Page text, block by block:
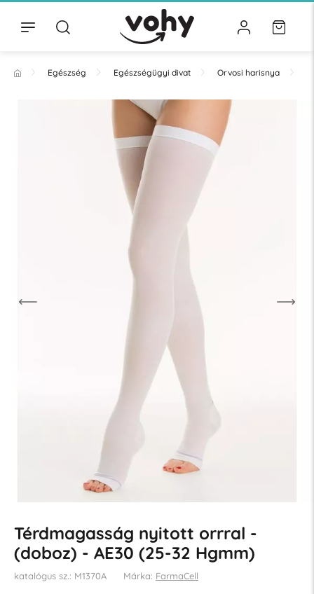
Egészség Egészségügyi divat Orvosi harisnya
Térdmagasság nyitott orrral -
(doboz) - AE30 (25-32 Hgmm)
katalógus sz.: M1370A Márka: FarmaCell